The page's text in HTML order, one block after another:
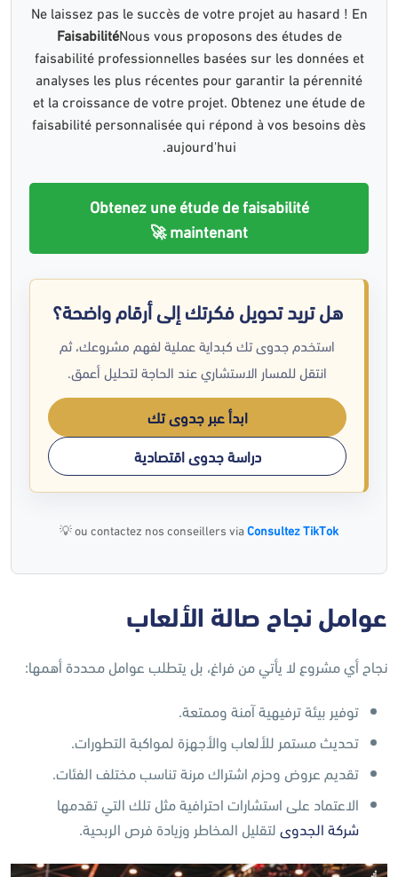
Ne laissez pas le succès de votre projet au hasard ! En
FaisabilitéNous vous proposons des études de
faisabilité professionnelles basées sur les données et
analyses les plus récentes pour garantir la pérennité
et la croissance de votre projet. Obtenez une étude de
faisabilité personnalisée qui répond à vos besoins dès
aujourd'hui.
Obtenez une étude de faisabilité
maintenant 🚀
هل تريد تحويل فكرتك إلى أرقام واضحة؟
استخدم جدوى تك كبداية عملية لفهم مشروعك، ثم
انتقل للمسار الاستشاري عند الحاجة لتحليل أعمق.
ابدأ عبر جدوى تك
دراسة جدوى اقتصادية
ou contactez nos conseillers viaConsultez TikTok
💡
عوامل نجاح صالة الألعاب
نجاح أي مشروع لا يأتي من فراغ، بل يتطلب عوامل محددة أهمها:
توفير بيئة ترفيهية آمنة وممتعة.
تحديث مستمر للألعاب والأجهزة لمواكبة التطورات.
تقديم عروض وحزم اشتراك مرنة تناسب مختلف الفئات.
الاعتماد على استشارات احترافية مثل تلك التي تقدمها
شركة الجدوى لتقليل المخاطر وزيادة فرص الربحية.